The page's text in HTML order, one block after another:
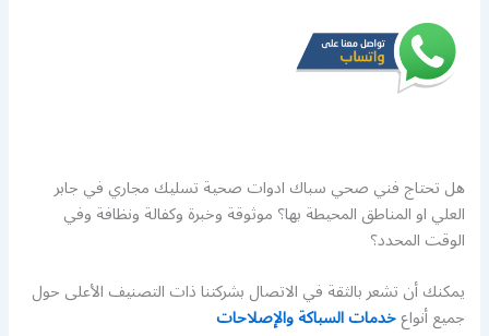
هل تحتاج فني صحي سباك ادوات صحية تسليك مجاري في جابر
العلي او المناطق المحيطة بها؟ موثوقة وخبرة وكفالة ونظافة وفي
الوقت المحدد؟
يمكنك أن تشعر بالثقة في الاتصال بشركتنا ذات التصنيف الأعلى حول
جميع أنواعخدمات السباكة والإصلاحات